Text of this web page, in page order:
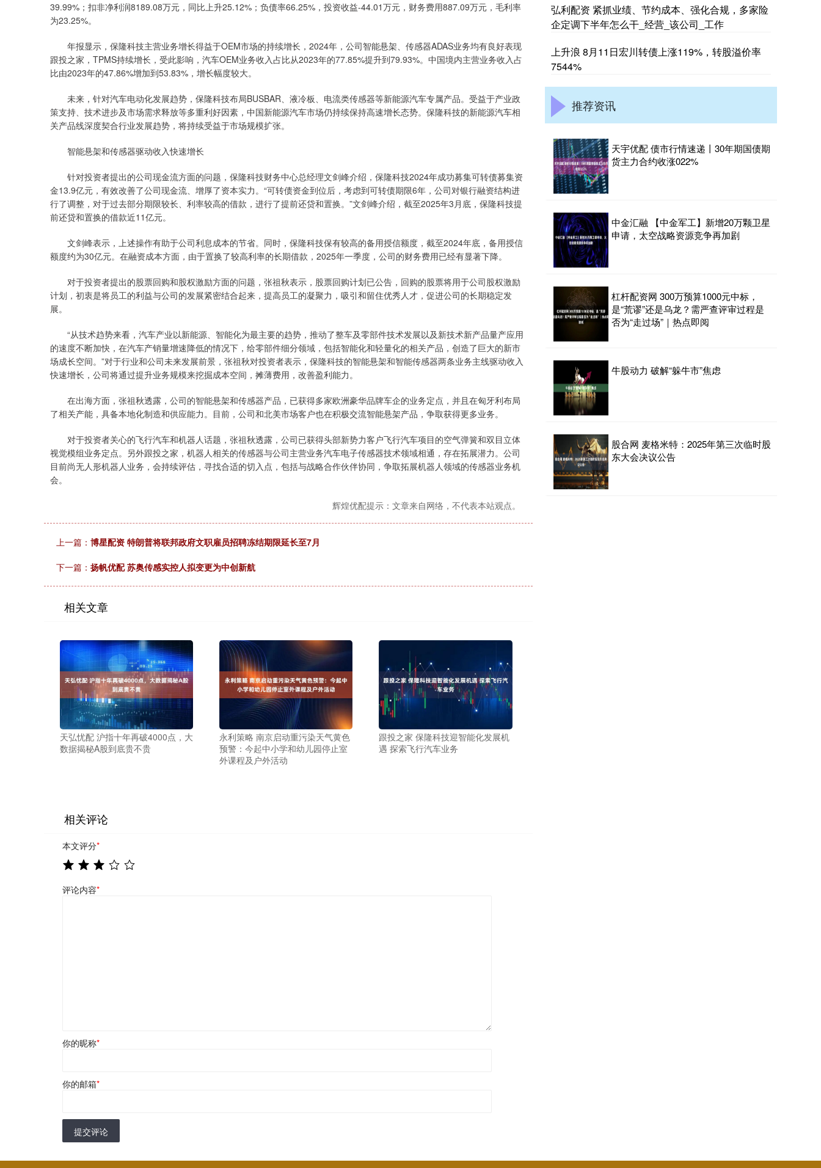
39.99%；扣非净利润8189.08万元，同比上升25.12%；负债率66.25%，投资收益-44.01万元，财务费用887.09万元，毛利率
为23.25%。
年报显示，保隆科技主营业务增长得益于OEM市场的持续增长，2024年，公司智能悬架、传感器ADAS业务均有良好表现
跟投之家，TPMS持续增长，受此影响，汽车OEM业务收入占比从2023年的77.85%提升到79.93%。中国境内主营业务收入占
比由2023年的47.86%增加到53.83%，增长幅度较大。
未来，针对汽车电动化发展趋势，保隆科技布局BUSBAR、液冷板、电流类传感器等新能源汽车专属产品。受益于产业政
策支持、技术进步及市场需求释放等多重利好因素，中国新能源汽车市场仍持续保持高速增长态势。保隆科技的新能源汽车相
关产品线深度契合行业发展趋势，将持续受益于市场规模扩张。
智能悬架和传感器驱动收入快速增长
针对投资者提出的公司现金流方面的问题，保隆科技财务中心总经理文剑峰介绍，保隆科技2024年成功募集可转债募集资
金13.9亿元，有效改善了公司现金流、增厚了资本实力。“可转债资金到位后，考虑到可转债期限6年，公司对银行融资结构进
行了调整，对于过去部分期限较长、利率较高的借款，进行了提前还贷和置换。”文剑峰介绍，截至2025年3月底，保隆科技提
前还贷和置换的借款近11亿元。
文剑峰表示，上述操作有助于公司利息成本的节省。同时，保隆科技保有较高的备用授信额度，截至2024年底，备用授信
额度约为30亿元。在融资成本方面，由于置换了较高利率的长期借款，2025年一季度，公司的财务费用已经有显著下降。
对于投资者提出的股票回购和股权激励方面的问题，张祖秋表示，股票回购计划已公告，回购的股票将用于公司股权激励
计划，初衷是将员工的利益与公司的发展紧密结合起来，提高员工的凝聚力，吸引和留住优秀人才，促进公司的长期稳定发
展。
“从技术趋势来看，汽车产业以新能源、智能化为最主要的趋势，推动了整车及零部件技术发展以及新技术新产品量产应用
的速度不断加快，在汽车产销量增速降低的情况下，给零部件细分领域，包括智能化和轻量化的相关产品，创造了巨大的新市
场成长空间。”对于行业和公司未来发展前景，张祖秋对投资者表示，保隆科技的智能悬架和智能传感器两条业务主线驱动收入
快速增长，公司将通过提升业务规模来挖掘成本空间，摊薄费用，改善盈利能力。
在出海方面，张祖秋透露，公司的智能悬架和传感器产品，已获得多家欧洲豪华品牌车企的业务定点，并且在匈牙利布局
了相关产能，具备本地化制造和供应能力。目前，公司和北美市场客户也在积极交流智能悬架产品，争取获得更多业务。
对于投资者关心的飞行汽车和机器人话题，张祖秋透露，公司已获得头部新势力客户飞行汽车项目的空气弹簧和双目立体
视觉模组业务定点。另外跟投之家，机器人相关的传感器与公司主营业务汽车电子传感器技术领域相通，存在拓展潜力。公司
目前尚无人形机器人业务，会持续评估，寻找合适的切入点，包括与战略合作伙伴协同，争取拓展机器人领域的传感器业务机
会。
辉煌优配提示：文章来自网络，不代表本站观点。
上一篇： 博星配资 特朗普将联邦政府文职雇员招聘冻结期限延长至7月
下一篇： 扬帆优配 苏奥传感实控人拟变更为中创新航
相关文章
天弘忧配 沪指十年再破4000点，大
数据揭秘A股到底贵不贵
永利策略 南京启动重污染天气黄色
预警：今起中小学和幼儿园停止室
外课程及户外活动
跟投之家 保隆科技迎智能化发展机
遇 探索飞行汽车业务
相关评论
本文评分*
评论内容*
你的昵称*
你的邮箱*
提交评论
弘利配资 紧抓业绩、节约成本、强化合规，多家险
企定调下半年怎么干_经营_该公司_工作
上升浪 8月11日宏川转债上涨119%，转股溢价率
7544%
推荐资讯
天宇优配 债市行情速递丨30年期国债期
货主力合约收涨022%
中金汇融 【中金军工】新增20万颗卫星
申请，太空战略资源竞争再加剧
杠杆配资网 300万预算1000元中标，
是“荒谬”还是乌龙？需严查评审过程是
否为“走过场”｜热点即阅
牛股动力 破解“躲牛市”焦虑
股合网 麦格米特：2025年第三次临时股
东大会决议公告